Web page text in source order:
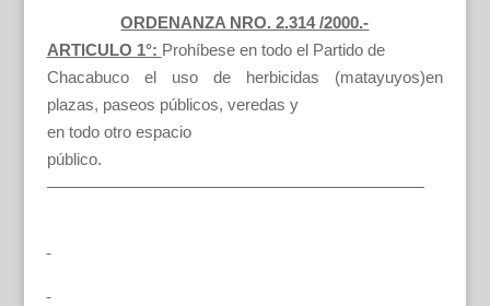
ORDENANZA NRO. 2.314 /2000.-
ARTICULO 1°: Prohíbese en todo el Partido de
Chacabuco el uso de herbicidas (matayuyos)en
plazas, paseos públicos, veredas y
en todo otro espacio
público.
———————————————————————